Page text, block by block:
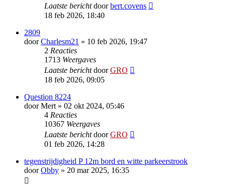
Laatste berichtdoorbert.covens
18 feb 2026, 18:40
2809
doorCharlesm21 » 10 feb 2026, 19:47
2 Reacties
1713 Weergaves
Laatste berichtdoorGRO
18 feb 2026, 09:05
Question 8224
doorMert » 02 okt 2024, 05:46
4 Reacties
10367 Weergaves
Laatste berichtdoorGRO
01 feb 2026, 14:28
tegenstrijdigheid P 12m bord en witte parkeerstrook
doorObby » 20 mar 2025, 16:35